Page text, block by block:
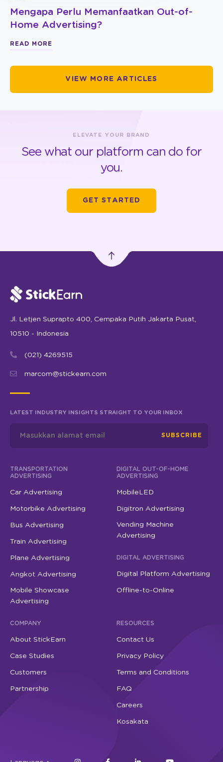
Mengapa Perlu Memanfaatkan Out-of-
Home Advertising?
READ MORE
VIEW MORE ARTICLES
ELEVATE YOUR BRAND
See what our platform can do for
you.
GET STARTED
Jl. Letjen Suprapto 400, Cempaka Putih Jakarta Pusat,
10510 - Indonesia
(021) 4269515
marcom@stickearn.com
LATEST INDUSTRY INSIGHTS STRAIGHT TO YOUR INBOX
SUBSCRIBE
TRANSPORTATION
ADVERTISING
Car Advertising
Motorbike Advertising
Bus Advertising
Train Advertising
Plane Advertising
Angkot Advertising
Mobile Showcase
Advertising
DIGITAL OUT-OF-HOME
ADVERTISING
MobileLED
Digitron Advertising
Vending Machine
Advertising
DIGITAL ADVERTISING
Digital Platform Advertising
Offline-to-Online
COMPANY
About StickEarn
Case Studies
Customers
Partnership
RESOURCES
Contact Us
Privacy Policy
Terms and Conditions
FAQ
Careers
Kosakata